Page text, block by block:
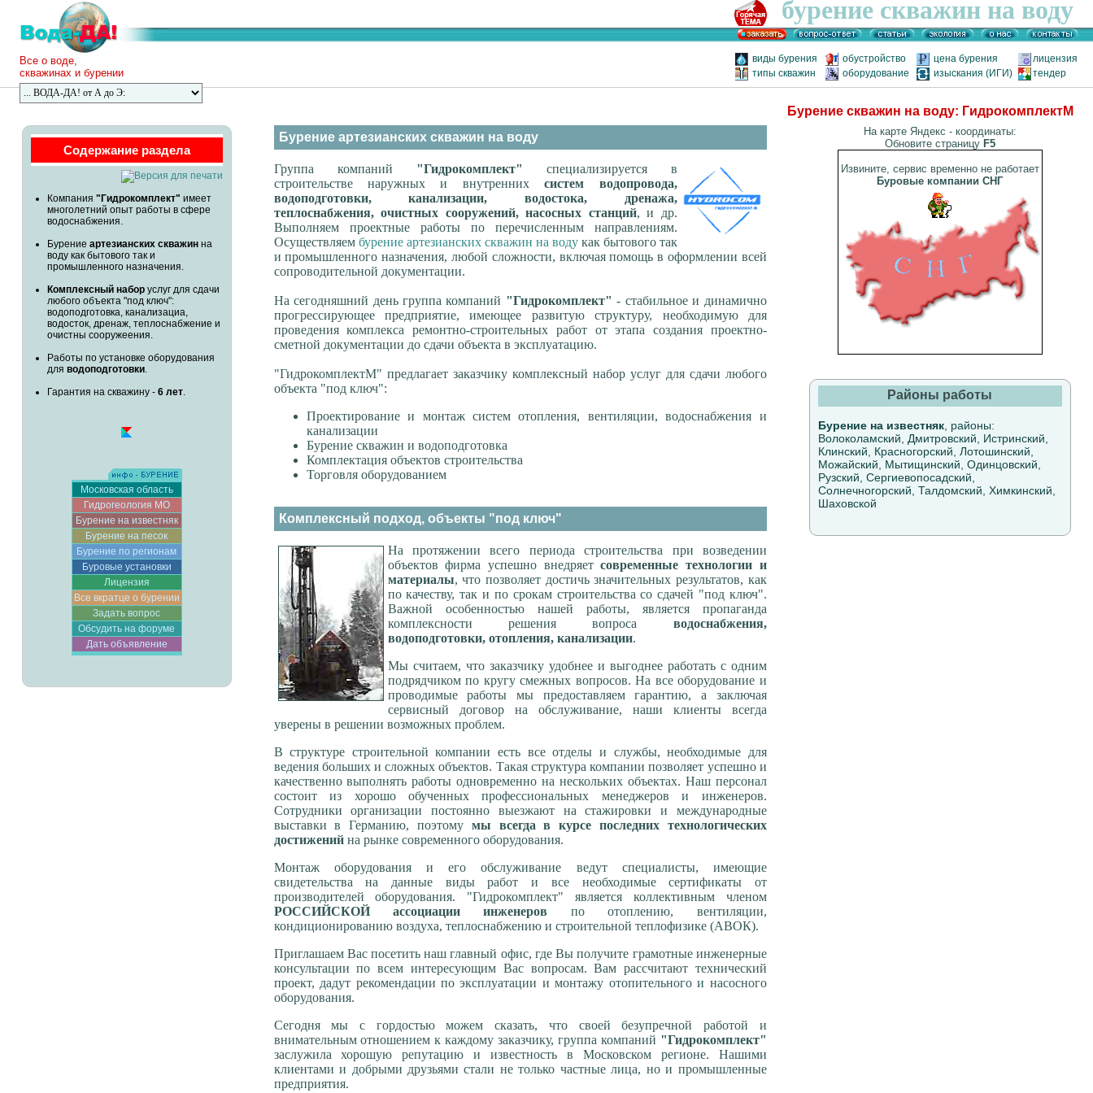
бурение скважин на воду
виды бурения обустройство цена бурения
лицензия
типы скважин
оборудование изыскания (ИГИ) тендер
Все о воде,
скважинах и бурении
Бурение скважин на воду: ГидрокомплектМ
Содержание раздела
Компания "Гидрокомплект" имеет
многолетний опыт работы в сфере
водоснабжения.
Бурение артезианских скважинна
воду как бытового так и
промышленного назначения.
Комплексный наборуслуг для сдачи
любого объекта "под ключ":
водоподготовка, канализациа,
водосток, дренаж, теплоснабжение и
очистны сооружеения.
Работы по установке оборудования
для водоподготовки.
Гарантия на скважину - 6 лет.
Московская область
Гидрогеология МО
Бурение на известняк
Бурение на песок
Бурение по регионам
Буровые установки
Лицензия
Все вкратце о бурении
Задать вопрос
Обсудить на форуме
Дать объявление
Бурение артезианских скважин на воду
Группа компаний "Гидрокомплект"
специализируется в
строительстве наружных и внутреннихсистем водопровода,
водоподготовки, канализации, водостока, дренажа,
теплоснабжения, очистных сооружений, насосных станций, и др.
Выполняем проектные работы по перечисленным направлениям.
Осуществляем бурение артезианских скважин на водукак бытового так
и промышленного назначения, любой сложности, включая помощь в оформлении всей
сопроводительной документации.
На сегодняшний день группа компаний "Гидрокомплект" - стабильное и динамично
прогрессирующее предприятие, имеющее развитую структуру, необходимую для
проведения комплекса ремонтно-строительных работ от этапа создания проектно-
сметной документации до сдачи объекта в эксплуатацию.
"ГидрокомплектМ" предлагает заказчику комплексный набор услуг для сдачи любого
объекта "под ключ":
Проектирование и монтаж систем отопления, вентиляции, водоснабжения и
канализации
Бурение скважин и водоподготовка
Комплектация объектов строительства
Торговля оборудованием
Комплексный подход, объекты "под ключ"
На протяжении всего периода строительства при возведении
объектов фирма успешно внедряетсовременные технологии и
материалы, что позволяет достичь значительных результатов, как
по качеству, так и по срокам строительства со сдачей "под ключ".
Важной особенностью нашей работы, является пропаганда
комплексности решения вопроса водоснабжения,
водоподготовки, отопления, канализации.
Мы считаем, что заказчику удобнее и выгоднее работать с одним
подрядчиком по кругу смежных вопросов. На все оборудование и
проводимые работы мы предоставляем гарантию, а заключая
сервисный договор на обслуживание, наши клиенты всегда
уверены в решении возможных проблем.
В структуре строительной компании есть все отделы и службы, необходимые для
ведения больших и сложных объектов. Такая структура компании позволяет успешно и
качественно выполнять работы одновременно на нескольких объектах. Наш персонал
состоит из хорошо обученных профессиональных менеджеров и инженеров.
Сотрудники организации постоянно выезжают на стажировки и международные
выставки в Германию, поэтому мы всегда в курсе последних технологических
достиженийна рынке современного оборудования.
Монтаж оборудования и его обслуживание ведут специалисты, имеющие
свидетельства на данные виды работ и все необходимые сертификаты от
производителей оборудования. "Гидрокомплект" является коллективным членом
РОССИЙСКОЙ ассоциации инженеров по отоплению, вентиляции,
кондиционированию воздуха, теплоснабжению и строительной теплофизике (АВОК).
Приглашаем Вас посетить наш главный офис, где Вы получите грамотные инженерные
консультации по всем интересующим Вас вопросам. Вам рассчитают технический
проект, дадут рекомендации по эксплуатации и монтажу отопительного и насосного
оборудования.
Сегодня мы с гордостью можем сказать, что своей безупречной работой и
внимательным отношением к каждому заказчику, группа компаний "Гидрокомплект"
заслужила хорошую репутацию и известность в Московском регионе. Нашими
клиентами и добрыми друзьями стали не только частные лица, но и промышленные
предприятия.
На карте Яндекс - координаты:
Обновите страницу F5
Извините, сервис временно не работает
Буровые компании СНГ
Районы работы
Бурение на известняк, районы:
Волоколамский, Дмитровский, Истринский,
Клинский, Красногорский, Лотошинский,
Можайский, Мытищинский, Одинцовский,
Рузский, Сергиевопосадский,
Солнечногорский, Талдомский, Химкинский,
Шаховской